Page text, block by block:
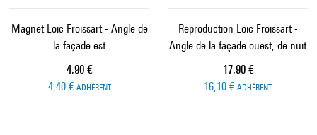
Magnet Loïc Froissart - Angle de
la façade est
Prix ​​actuel
4,90 €
4,40 € ADHÉRENT
Reproduction Loïc Froissart -
Angle de la façade ouest, de nuit
Prix ​​actuel
17,90 €
16,10 € ADHÉRENT